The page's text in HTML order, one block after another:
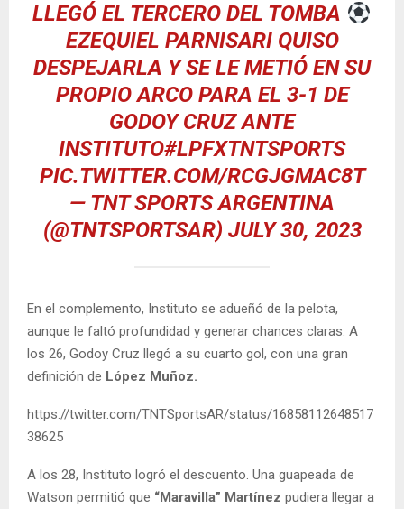
LLEGÓ EL TERCERO DEL TOMBA
EZEQUIEL PARNISARI QUISO
DESPEJARLA Y SE LE METIÓ EN SU
PROPIO ARCO PARA EL 3-1 DE
GODOY CRUZ ANTE
INSTITUTO#LPFXTNTSPORTS
PIC.TWITTER.COM/RCGJGMAC8T
— TNT SPORTS ARGENTINA
(@TNTSPORTSAR) JULY 30, 2023
En el complemento, Instituto se adueñó de la pelota,
aunque le faltó profundidad y generar chances claras. A
los 26, Godoy Cruz llegó a su cuarto gol, con una gran
definición de López Muñoz.
https://twitter.com/TNTSportsAR/status/16858112648517
38625
A los 28, Instituto logró el descuento. Una guapeada de
Watson permitió que “Maravilla” Martínez pudiera llegar a